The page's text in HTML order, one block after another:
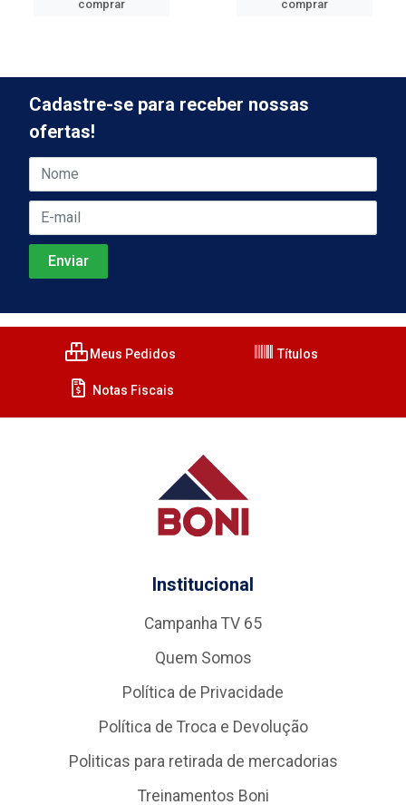
comprar comprar
Cadastre-se para receber nossas
ofertas!
Meus Pedidos Títulos
Notas Fiscais
Institucional
Campanha TV 65
Quem Somos
Política de Privacidade
Política de Troca e Devolução
Politicas para retirada de mercadorias
Treinamentos Boni